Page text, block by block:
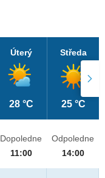
Úterý
28 °C
Středa
25 °C
Dopoledne
11:00
Odpoledne
14:00